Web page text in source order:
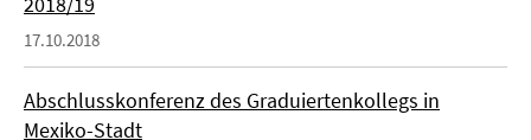
17.10.2018
Abschlusskonferenz des Graduiertenkollegs in
Mexiko-Stadt